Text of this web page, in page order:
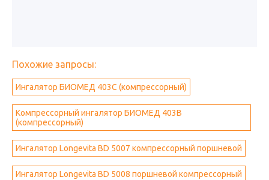
Похожие запросы:
Ингалятор БИОМЕД 403С (компрессорный)
Компрессорный ингалятор БИОМЕД 403В
(компрессорный)
Ингалятор Longevita BD 5007 компрессорный поршневой
Ингалятор Longevita BD 5008 поршневой компрессорный